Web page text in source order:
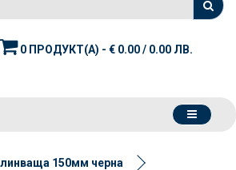
0 ПРОДУКТ(А) - € 0.00 / 0.00 ЛВ.
150мм черна